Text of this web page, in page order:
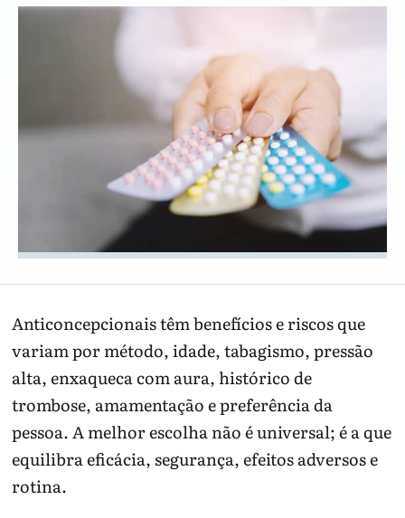
Anticoncepcionais têm benefícios e riscos que
variam por método, idade, tabagismo, pressão
alta, enxaqueca com aura, histórico de
trombose, amamentação e preferência da
pessoa. A melhor escolha não é universal; é a que
equilibra eficácia, segurança, efeitos adversos e
rotina.